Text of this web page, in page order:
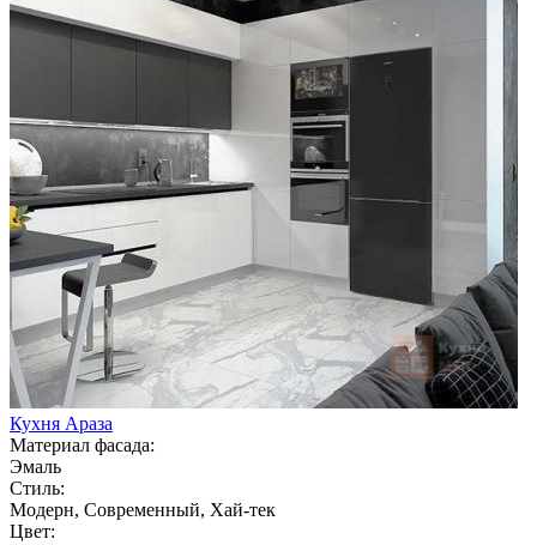
Кухня Араза
Материал фасада:
Эмаль
Стиль:
Модерн, Современный, Хай-тек
Цвет: